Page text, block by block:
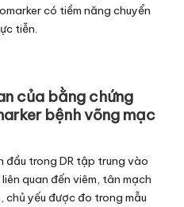
có tiềm năng chuyển
tiễn.
của bằng chứng
bệnh võng mạc
đầu trong DR tập trung vào
quan đến viêm, tân mạch
yếu được đo trong mẫu